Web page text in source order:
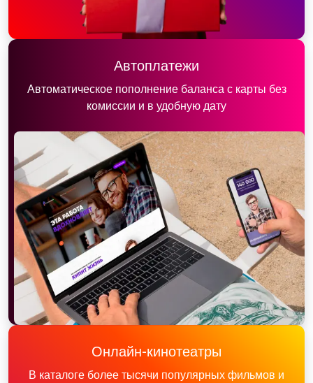
Автоплатежи
Автоматическое пополнение баланса с карты без
комиссии и в удобную дату
Онлайн-кинотеатры
В каталоге более тысячи популярных фильмов и